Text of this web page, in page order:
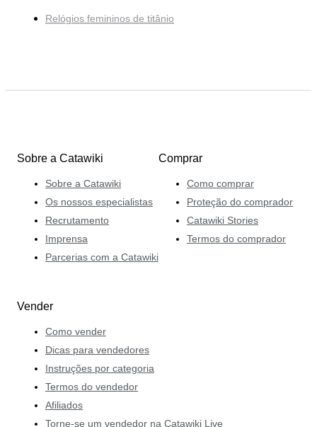
Relógios femininos de titânio
Sobre a Catawiki
Sobre a Catawiki
Os nossos especialistas
Recrutamento
Imprensa
Parcerias com a Catawiki
Comprar
Como comprar
Proteção do comprador
Catawiki Stories
Termos do comprador
Vender
Como vender
Dicas para vendedores
Instruções por categoria
Termos do vendedor
Afiliados
Torne-se um vendedor na Catawiki Live